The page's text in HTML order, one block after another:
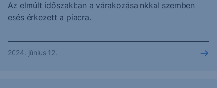
Az elmúlt időszakban a várakozásainkkal szemben
esés érkezett a piacra.
2024. június 12.